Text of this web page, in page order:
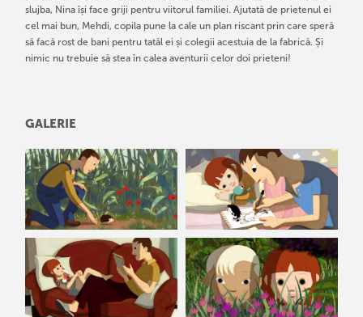
slujba, Nina își face griji pentru viitorul familiei. Ajutată de prietenul ei
cel mai bun, Mehdi, copila pune la cale un plan riscant prin care speră
să facă rost de bani pentru tatăl ei și colegii acestuia de la fabrică. Și
nimic nu trebuie să stea în calea aventurii celor doi prieteni!
GALERIE